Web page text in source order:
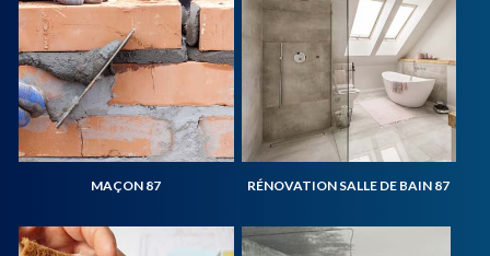
MAÇON 87 RÉNOVATION SALLE DE BAIN 87